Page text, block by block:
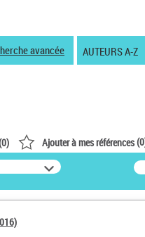
avancée AUTEURS A-Z
0) Ajouter à mes références(0